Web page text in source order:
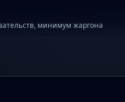
минимум жаргона